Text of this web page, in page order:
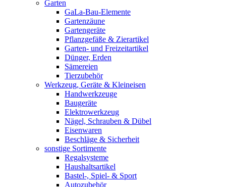
Garten
GaLa-Bau-Elemente
Gartenzäune
Gartengeräte
Pflanzgefäße & Zierartikel
Garten- und Freizeitartikel
Dünger, Erden
Sämereien
Tierzubehör
Werkzeug, Geräte & Kleineisen
Handwerkzeuge
Baugeräte
Elektrowerkzeug
Nägel, Schrauben & Dübel
Eisenwaren
Beschläge & Sicherheit
sonstige Sortimente
Regalsysteme
Haushaltsartikel
Bastel-, Spiel- & Sport
Autozubehör